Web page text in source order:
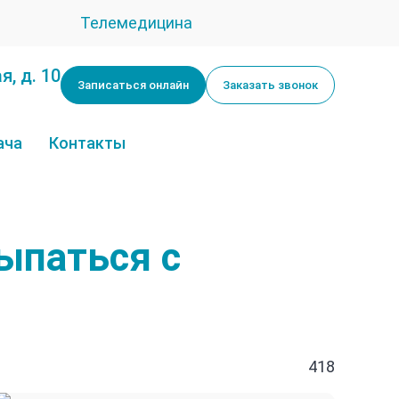
Телемедицина
д. 10 Записаться онлайн Заказать звонок
Контакты
с
418